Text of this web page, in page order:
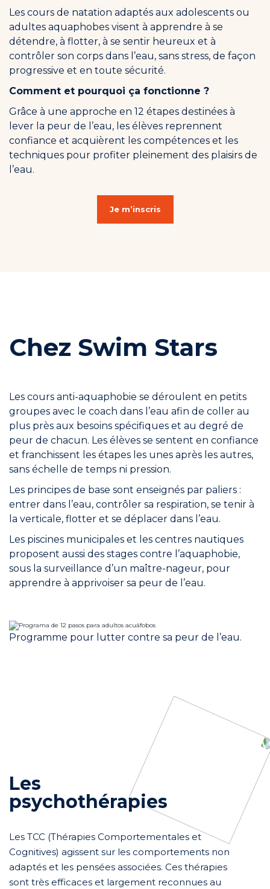
Les cours de natation adaptés aux adolescents ou
adultes aquaphobes visent à apprendre à se
détendre, à flotter, à se sentir heureux et à
contrôler son corps dans l’eau, sans stress, de façon
progressive et en toute sécurité.
Comment et pourquoi ça fonctionne ?
Grâce à une approche en 12 étapes destinées à
lever la peur de l’eau, les élèves reprennent
confiance et acquièrent les compétences et les
techniques pour profiter pleinement des plaisirs de
l’eau.
Je m’inscris
Chez Swim Stars
Les cours anti-aquaphobie se déroulent en petits
groupes avec le coach dans l’eau afin de coller au
plus près aux besoins spécifiques et au degré de
peur de chacun. Les élèves se sentent en confiance
et franchissent les étapes les unes après les autres,
sans échelle de temps ni pression.
Les principes de base sont enseignés par paliers :
entrer dans l’eau, contrôler sa respiration, se tenir à
la verticale, flotter et se déplacer dans l’eau.
Les piscines municipales et les centres nautiques
proposent aussi des stages contre l’aquaphobie,
sous la surveillance d’un maître-nageur, pour
apprendre à apprivoiser sa peur de l’eau.
Programme pour lutter contre sa peur de l’eau.
Les
psychothérapies
Les TCC (Thérapies Comportementales et
Cognitives) agissent sur les comportements non
adaptés et les pensées associées. Ces thérapies
sont très efficaces et largement reconnues au